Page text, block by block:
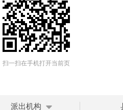
扫一扫在手机打开当前页
派出机构